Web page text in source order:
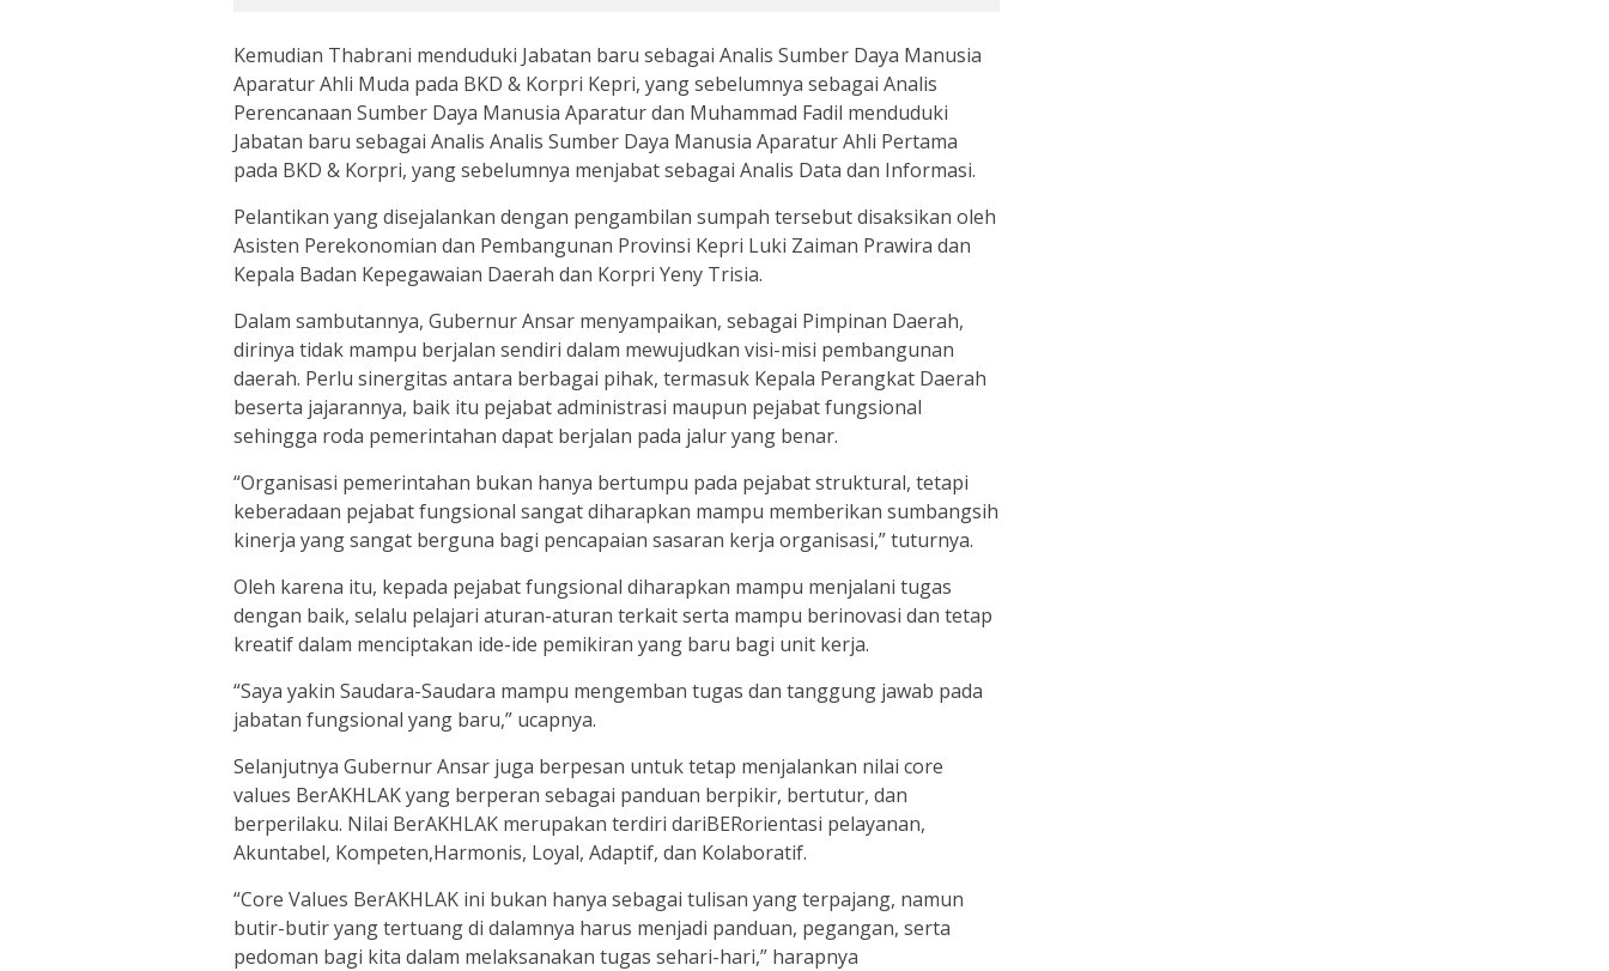
Kemudian Thabrani menduduki Jabatan baru sebagai Analis Sumber Daya Manusia
Aparatur Ahli Muda pada BKD & Korpri Kepri, yang sebelumnya sebagai Analis
Perencanaan Sumber Daya Manusia Aparatur dan Muhammad Fadil menduduki
Jabatan baru sebagai Analis Analis Sumber Daya Manusia Aparatur Ahli Pertama
pada BKD & Korpri, yang sebelumnya menjabat sebagai Analis Data dan Informasi.
Pelantikan yang disejalankan dengan pengambilan sumpah tersebut disaksikan oleh
Asisten Perekonomian dan Pembangunan Provinsi Kepri Luki Zaiman Prawira dan
Kepala Badan Kepegawaian Daerah dan Korpri Yeny Trisia.
Dalam sambutannya, Gubernur Ansar menyampaikan, sebagai Pimpinan Daerah,
dirinya tidak mampu berjalan sendiri dalam mewujudkan visi-misi pembangunan
daerah. Perlu sinergitas antara berbagai pihak, termasuk Kepala Perangkat Daerah
beserta jajarannya, baik itu pejabat administrasi maupun pejabat fungsional
sehingga roda pemerintahan dapat berjalan pada jalur yang benar.
“Organisasi pemerintahan bukan hanya bertumpu pada pejabat struktural, tetapi
keberadaan pejabat fungsional sangat diharapkan mampu memberikan sumbangsih
kinerja yang sangat berguna bagi pencapaian sasaran kerja organisasi,” tuturnya.
Oleh karena itu, kepada pejabat fungsional diharapkan mampu menjalani tugas
dengan baik, selalu pelajari aturan-aturan terkait serta mampu berinovasi dan tetap
kreatif dalam menciptakan ide-ide pemikiran yang baru bagi unit kerja.
“Saya yakin Saudara-Saudara mampu mengemban tugas dan tanggung jawab pada
jabatan fungsional yang baru,” ucapnya.
Selanjutnya Gubernur Ansar juga berpesan untuk tetap menjalankan nilai core
values BerAKHLAK yang berperan sebagai panduan berpikir, bertutur, dan
berperilaku. Nilai BerAKHLAK merupakan terdiri dariBERorientasi pelayanan,
Akuntabel, Kompeten,Harmonis, Loyal, Adaptif, dan Kolaboratif.
“Core Values BerAKHLAK ini bukan hanya sebagai tulisan yang terpajang, namun
butir-butir yang tertuang di dalamnya harus menjadi panduan, pegangan, serta
pedoman bagi kita dalam melaksanakan tugas sehari-hari,” harapnya